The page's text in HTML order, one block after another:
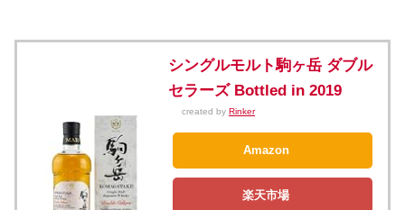
シングルモルト駒ヶ岳 ダブル
セラーズ Bottled in 2019
created by Rinker
Amazon
楽天市場